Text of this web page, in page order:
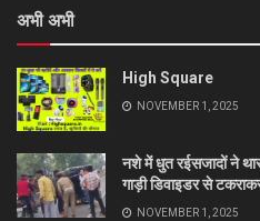
अभी अभी
High Square
NOVEMBER 1, 2025
नशे में धुत रईसजादों ने
गाड़ी डिवाइडर से
NOVEMBER 1, 2025